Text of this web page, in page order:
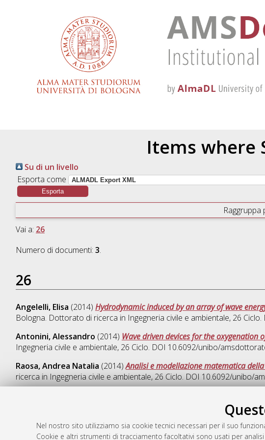
Nel nostro sito utilizziamo sia cookie tecnici necessari per il suo
Cookie e altri strumenti di tracciamento facoltativi sono usati per
Items where
Su di un livello
Esporta come
Raggruppa
Vai a: 26
Numero di documenti: 3.
26
Angelelli, Elisa (2014) Hydrodynamic induced by an array of wave
Bologna. Dottorato di ricerca in Ingegneria civile e ambientale, 26
Antonini, Alessandro (2014) Wave driven devices for the oxygenation
Ingegneria civile e ambientale, 26 Ciclo. DOI 10.6092/unibo/
Raosa, Andrea Natalia (2014)Analisi e modellazione matematica
ricerca in Ingegneria civile e ambientale, 26 Ciclo. DOI 10.6092/unibo/
Atom
AMS Dottorato